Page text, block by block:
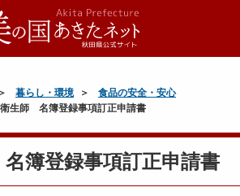
暮らし・環境
食品の安全・安心
生師 名簿登録事項訂正申請書
簿登録事項訂正申請書